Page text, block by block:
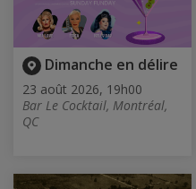
Dimanche en délire
23 août 2026, 19h00
Bar Le Cocktail, Montréal,
QC